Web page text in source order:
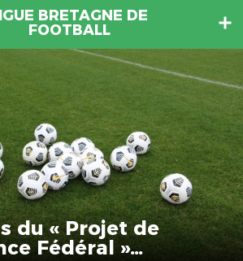
BRETAGNE DE
FOOTBALL
du « Projet de
Fédéral »